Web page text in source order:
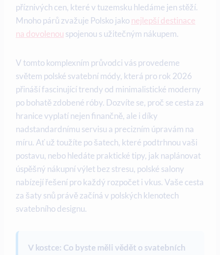
příznivých cen, které v tuzemsku hledáme jen stěží.
Mnoho párů zvažuje Polsko jakonejlepší destinace
na dovolenou spojenou s užitečným nákupem.
V tomto komplexním průvodci vás provedeme
světem polské svatební módy, která pro rok 2026
přináší fascinující trendy od minimalistické moderny
po bohatě zdobené róby. Dozvíte se, proč se cesta za
hranice vyplatí nejen finančně, ale i díky
nadstandardnímu servisu a precizním úpravám na
míru. Ať už toužíte po šatech, které podtrhnou vaši
postavu, nebo hledáte praktické tipy, jak naplánovat
úspěšný nákupní výlet bez stresu, polské salony
nabízejí řešení pro každý rozpočet i vkus. Vaše cesta
za šaty snů právě začíná v polských klenotech
svatebního designu.
V kostce: Co byste měli vědět o svatebních